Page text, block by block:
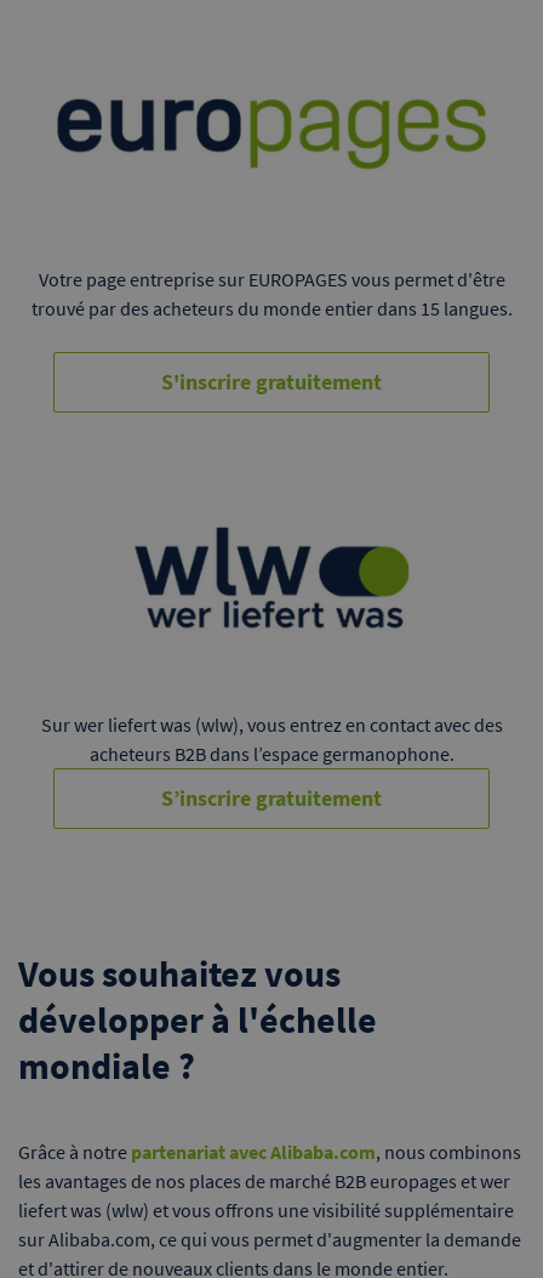
Votre page entreprise sur EUROPAGES vous permet d'être
trouvé par des acheteurs du monde entier dans 15 langues.
S'inscrire gratuitement
Sur wer liefert was (wlw), vous entrez en contact avec des
acheteurs B2B dans l’espace germanophone.
S’inscrire gratuitement
Vous souhaitez vous
développer à l'échelle
mondiale ?
Grâce à notre partenariat avec Alibaba.com, nous combinons
les avantages de nos places de marché B2B europages et wer
liefert was (wlw) et vous offrons une visibilité supplémentaire
sur Alibaba.com, ce qui vous permet d'augmenter la demande
et d'attirer de nouveaux clients dans le monde entier.